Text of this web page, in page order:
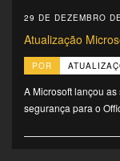
29 DE DEZEMBRO
Atualização
POR
A Microsoft lançou
segurança para o